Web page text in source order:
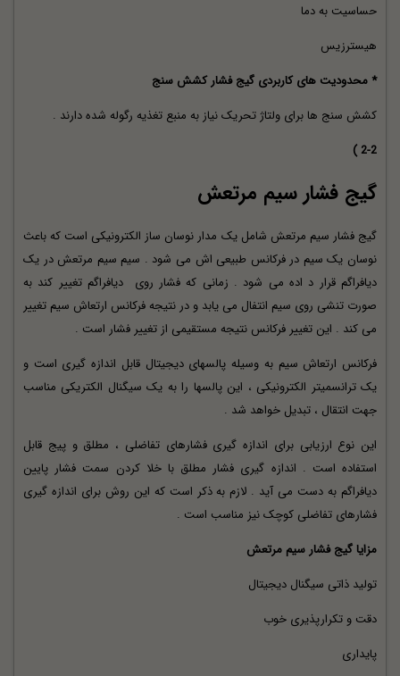
حساسیت به دما
هیسترزیس
* محدودیت های کاربردی گیج فشار کشش سنج
کشش سنج ها برای ولتاژ تحریک نیاز به منبع تغذیه رگوله شده دارند .
2-2 )
گیج فشار سیم مرتعش
گیج فشار سیم مرتعش شامل یک مدار نوسان ساز الکترونیکی است که باعث
نوسان یک سیم در فرکانس طبیعی اش می شود . سیم سیم مرتعش در یک
دیافراگم قرار د اده می شود . زمانی که فشار روی
دیافراگم تغییر کند به
صورت تنشی روی سیم انتفال می یابد و در نتیجه فرکانس ارتعاش سیم تغییر
می کند . این تغییر فرکانس نتیجه مستقیمی از تغییر فشار است .
فرکانس ارتعاش سیم به وسیله پالسهای دیجیتال قابل اندازه گیری است و
یک ترانسمیتر الکترونیکی ، این پالسها را به یک سیگنال الکتریکی مناسب
جهت انتقال ، تبدیل خواهد شد .
این نوع ارزیابی برای اندازه گیری فشارهای تفاضلی ، مطلق و پیج قابل
استفاده است . اندازه گیری فشار مطلق با خلا کردن سمت فشار پایین
دیافراگم به دست می آید . لازم به ذکر است که این روش برای اندازه گیری
فشارهای تفاضلی کوچک نیز مناسب است .
مزایا گیج فشار سیم مرتعش
تولید ذاتی سیگنال دیجیتال
دقت و تکرارپذیری خوب
پایداری